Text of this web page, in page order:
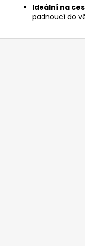
Ideální na
padnoucí do
Z